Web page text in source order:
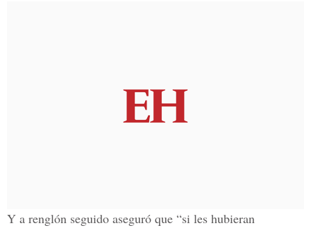
Y a renglón seguido aseguró que “si les hubieran